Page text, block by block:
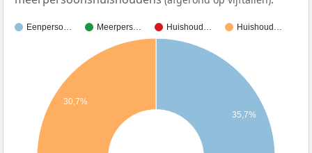
Eenperso… Meerpers… Huishoud… Huishoud…
35,7%
30,7%